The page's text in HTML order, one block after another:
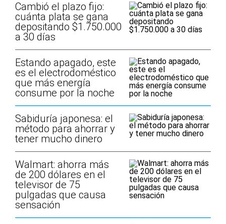
Cambió el plazo fijo:
cuánta plata se gana
depositando $1.750.000
a 30 días
Estando apagado, este
es el electrodoméstico
que más energía
consume por la noche
Sabiduría japonesa: el
método para ahorrar y
tener mucho dinero
Walmart: ahorra más
de 200 dólares en el
televisor de 75
pulgadas que causa
sensación